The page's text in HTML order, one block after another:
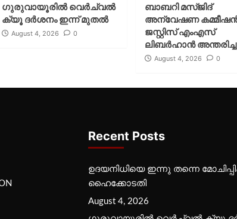
ഗുരുവായൂരില്‍ വെര്‍ച്വല്‍
ക്യൂ ദര്‍ശനം ഇന്ന് മുതല്‍
August 4, 2026 0
ബാബറി മസ്ജിദ്
അന്വേഷണ
ജസ്റ്റിസ് എംഎസ്
ലിബര്‍ഹാന്‍
August 4, 2026 0
Recent Posts
ഉദയനിധിയെ ഇന്നു തന്നെ
ഹൈക്കോടതി
August 4, 2026